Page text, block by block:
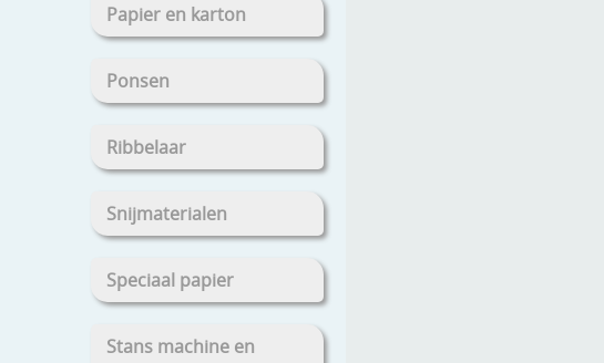
Papier en karton
Ponsen
Ribbelaar
Snijmaterialen
Speciaal papier
Stans machine en